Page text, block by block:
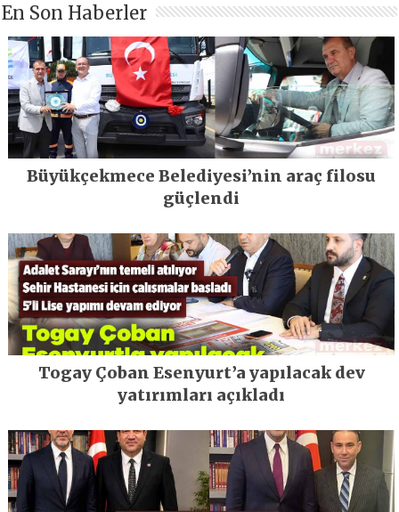
En Son Haberler
Büyükçekmece Belediyesi’nin araç filosu
güçlendi
Togay Çoban Esenyurt’a yapılacak dev
yatırımları açıkladı